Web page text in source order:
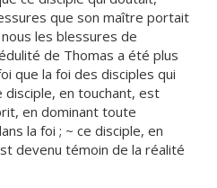
que son maître portait
les blessures de
de Thomas a été plus
que la foi des disciples qui
disciple, en touchant, est
en dominant toute
la foi ; ~ ce disciple, en
devenu témoin de la réalité